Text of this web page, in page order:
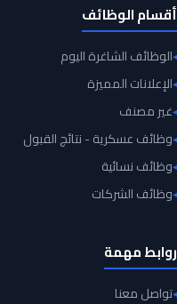
أقسام الوظائف
الوظائف الشاغرة اليوم
الإعلانات المميزة
غير مصنف
وظائف عسكرية - نتائج القبول
وظائف نسائية
وظائف الشركات
روابط مهمة
تواصل معنا